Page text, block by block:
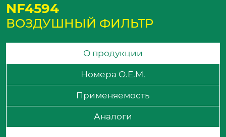
NF4594
ВОЗДУШНЫЙ ФИЛЬТР
О продукции
Номера O.E.M.
Применяемость
Аналоги